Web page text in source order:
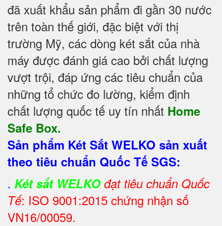
đã xuất khẩu sản phẩm đi gần 30 nước
trên toàn thế giới, đặc biệt với thị
trường Mỹ, các dòng két sắt của nhà
máy được đánh giá cao bởi chất lượng
vượt trội, đáp ứng các tiêu chuẩn của
những tổ chức đo lường, kiểm định
chất lượng quốc tế uy tín nhất Home
Safe Box.
Sản phẩm Két Sắt WELKO sản xuất
theo tiêu chuẩn Quốc Tế SGS:
. Két sắt WELKO đạt tiêu chuẩn Quốc
Tế: ISO 9001:2015 chứng nhận số
VN16/00059.